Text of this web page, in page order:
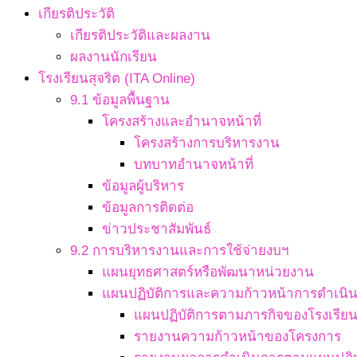
เกียรติประวัติ
เกียรติประวัติและผลงาน
ผลงานนักเรียน
โรงเรียนสุจริต (ITA Online)
9.1 ข้อมูลพื้นฐาน
โครงสร้างและอำนาจหน้าที่
โครงสร้างการบริหารงาน
บทบาทอำนาจหน้าที่
ข้อมูลผู้บริหาร
ข้อมูลการติดต่อ
ข่าวประชาสัมพันธ์
9.2 การบริหารงานและการใช้จ่ายงบฯ
แผนยุทธศาสตร์หรือพัฒนาหน่วยงาน
แผนปฏิบัติการและความก้าวหน้าการดำเนิ
แผนปฏิบัติการตามภารกิจของโรงเรียน
รายงานความก้าวหน้าของโครงการ